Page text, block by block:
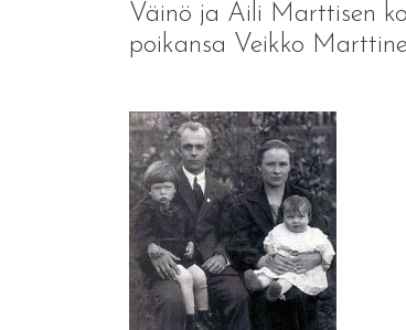
Väinö ja Aili Marttisen
poikansa Veikko